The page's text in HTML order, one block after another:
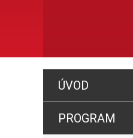
ÚVOD
PROGRAM